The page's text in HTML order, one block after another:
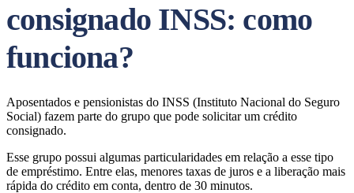
consignado INSS: como
funciona?
Aposentados e pensionistas do INSS (Instituto Nacional do Seguro
Social) fazem parte do grupo que pode solicitar um crédito
consignado.
Esse grupo possui algumas particularidades em relação a esse tipo
de empréstimo. Entre elas, menores taxas de juros e a liberação mais
rápida do crédito em conta, dentro de 30 minutos.